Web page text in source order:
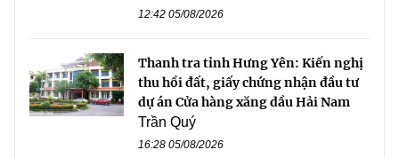
12:42 05/08/2026
Thanh tra tỉnh Hưng Yên: Kiến nghị
thu hồi đất, giấy chứng nhận đầu tư
dự án Cửa hàng xăng dầu Hải Nam
Trần Quý
16:28 05/08/2026